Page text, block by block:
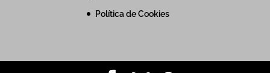
Política de Cookies